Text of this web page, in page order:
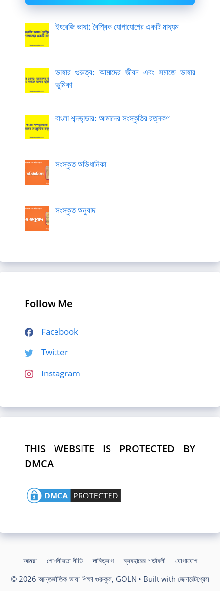
ইংরেজি ভাষা: বৈশ্বিক যোগাযোগের একটি মাধ্যম
ভাষার গুরুত্ব: আমাদের জীবন এবং সমাজে ভাষার
ভূমিকা
বাংলা শব্দভান্ডার: আমাদের সংস্কৃতির রত্নকণ
সংস্কৃত অভিধানিকা
সংস্কৃত অনুবাদ
Follow Me
Facebook
Twitter
Instagram
THIS WEBSITE IS PROTECTED BY
DMCA
আমরা গোপনীয়তা নীতি দাবিত্যাগ ব্যবহারের শর্তাবলী
যোগাযোগ
© 2026 আন্তর্জাতিক ভাষা শিক্ষা গুরুকুল, GOLN • Built with জেনারেটপ্রেস